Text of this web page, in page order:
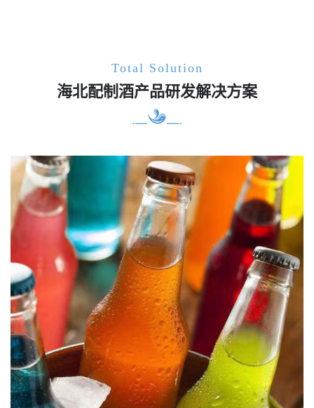
Total Solution
海北配制酒产品研发解决方案